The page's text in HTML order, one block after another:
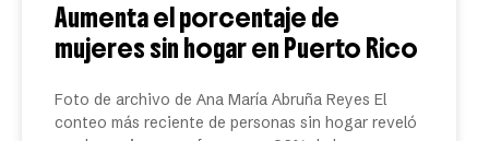
Aumenta el porcentaje de
mujeres sin hogar en Puerto Rico
Foto de archivo de Ana María Abruña Reyes El
conteo más reciente de personas sin hogar reveló